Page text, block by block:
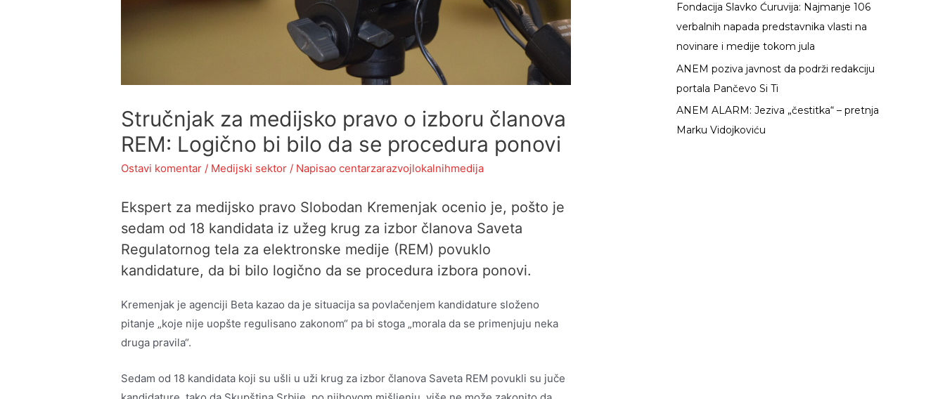
Stručnjak za medijsko pravo o izboru članova
REM: Logično bi bilo da se procedura ponovi
Ostavi komentar / Medijski sektor / Napisao centarzarazvojlokalnihmedija
Ekspert za medijsko pravo Slobodan Kremenjak ocenio je, pošto je
sedam od 18 kandidata iz užeg krug za izbor članova Saveta
Regulatornog tela za elektronske medije (REM) povuklo
kandidature, da bi bilo logično da se procedura izbora ponovi.
Kremenjak je agenciji Beta kazao da je situacija sa povlačenjem kandidature složeno
pitanje „koje nije uopšte regulisano zakonom“ pa bi stoga „morala da se primenjuju neka
druga pravila“.
Sedam od 18 kandidata koji su ušli u uži krug za izbor članova Saveta REM povukli su juče
Fondacija Slavko Ćuruvija: Najmanje 106
verbalnih napada predstavnika vlasti na
novinare i medije tokom jula
ANEM poziva javnost da podrži redakciju
portala Pančevo Si Ti
ANEM ALARM: Jeziva „čestitka“ – pretnja
Marku Vidojkoviću